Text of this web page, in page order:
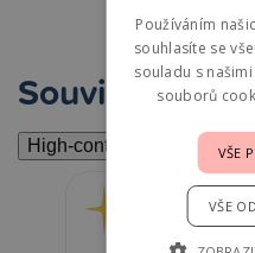
Související
High-contrast mode
Používáním
souhlasíte se
souladu s
souborů
VŠE
VŠE